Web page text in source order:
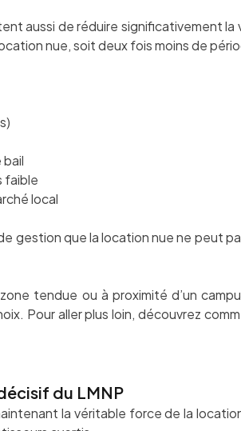
aussi de réduire significativement
nue, soit deux fois moins de
faible
local
gestion que la location nue ne peut
tendue ou à proximité d’un
Pour aller plus loin, découvrez
du LMNP
la véritable force de la